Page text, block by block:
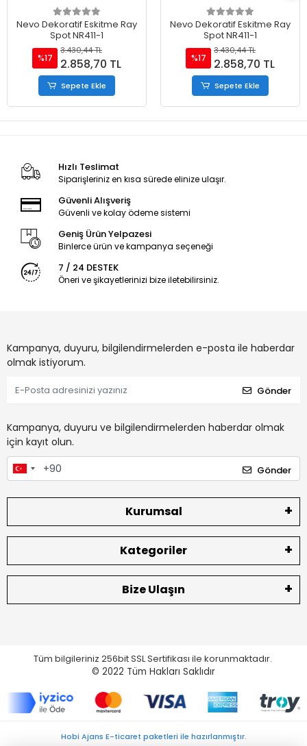
Nevo Dekoratif Eskitme Ray
Spot NR411-1
%17
3.430,44 TL
2.858,70 TL
Sepete Ekle
Nevo Dekoratif Eskitme Ray
Spot NR411-1
%17
3.430,44 TL
2.858,70 TL
Sepete Ekle
Hızlı Teslimat
Siparişleriniz en kısa sürede elinize ulaşır.
Güvenli Alışveriş
Güvenli ve kolay ödeme sistemi
Geniş Ürün Yelpazesi
Binlerce ürün ve kampanya seçeneği
7 / 24 DESTEK
Öneri ve şikayetlerinizi bize iletebilirsiniz.
Kampanya, duyuru, bilgilendirmelerden e-posta ile haberdar
olmak istiyorum.
Gönder
Kampanya, duyuru ve bilgilendirmelerden haberdar olmak
için kayıt olun.
Gönder
Kurumsal
Kategoriler
Bize Ulaşın
Tüm bilgileriniz 256bit SSL Sertifikası ile korunmaktadır.
© 2022 Tüm Hakları Saklıdır
Hobi Ajans E-ticaret paketleri ile hazırlanmıştır.